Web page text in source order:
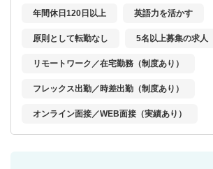
年間休日120日以上 英語力を活かす
原則として転勤なし 5名以上募集の求人
リモートワーク／在宅勤務（制度あり）
フレックス出勤／時差出勤（制度あり）
オンライン面接／WEB面接（実績あり）